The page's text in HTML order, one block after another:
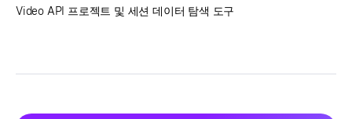
Video API 프로젝트 및 세션 데이터 탐색 도구